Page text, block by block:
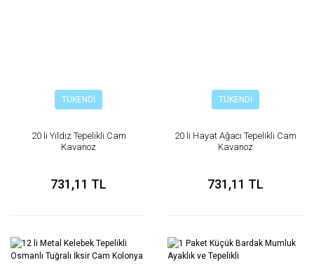
TÜKENDİ
20 li Yıldız Tepelikli Cam
Kavanoz
731,11 TL
TÜKENDİ
20 li Hayat Ağacı Tepelikli Cam
Kavanoz
731,11 TL